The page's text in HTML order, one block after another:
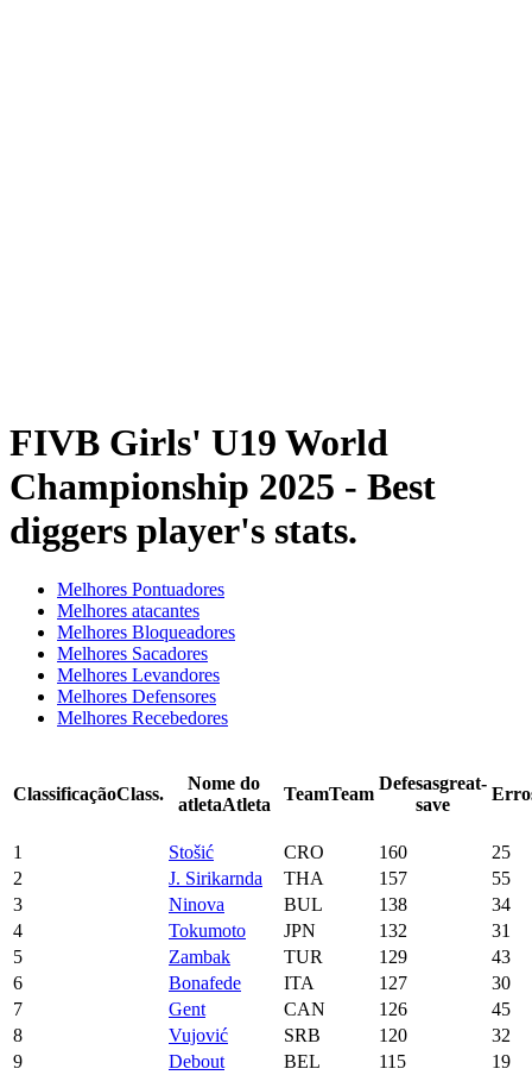
FIVB Girls' U19 World
Championship 2025 - Best
diggers player's stats.
Melhores Pontuadores
Melhores atacantes
Melhores Bloqueadores
Melhores Sacadores
Melhores Levandores
Melhores Defensores
Melhores Recebedores
ClassificaçãoClass.
Nome do
atletaAtleta
TeamTeam
Defesasgreat-
save
1 Stošić CRO 160
25
2
J. Sirikarnda THA 157
55
3
Ninova BUL 138
34
4
Tokumoto JPN 132
31
5
Zambak TUR 129
43
6
Bonafede ITA 127
30
7
Gent CAN 126
45
8
Vujović SRB 120
32
9
Debout BEL 115
19